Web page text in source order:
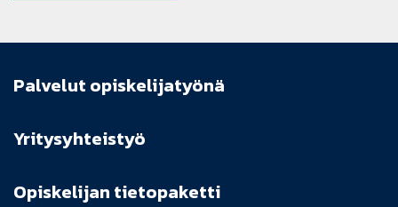
Palvelut opiskelijatyönä
Yritysyhteistyö
Opiskelijan tietopaketti